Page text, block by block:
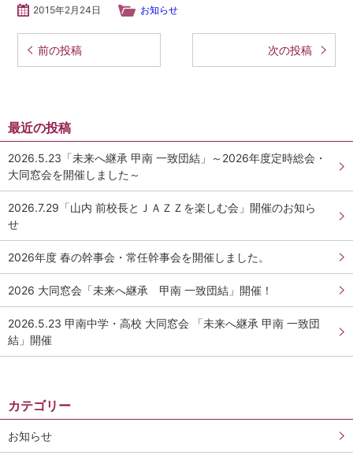
検
索:
2015年2月24日 お知らせ
前の投稿 次の投稿
最近の投稿
2026.5.23「未来へ継承 甲南 一致団結」～2026年度定時総会・
大同窓会を開催しました～
2026.7.29「山内 前校長とＪＡＺＺを楽しむ会」開催のお知ら
せ
2026年度 春の幹事会・常任幹事会を開催しました。
2026 大同窓会「未来へ継承 甲南 一致団結」開催！
2026.5.23 甲南中学・高校 大同窓会 「未来へ継承 甲南 一致団
結」開催
カテゴリー
お知らせ